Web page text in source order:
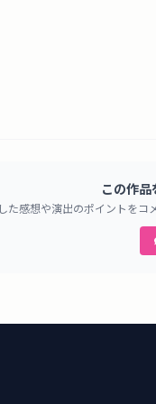
この作
た感想や演出のポイントをコ